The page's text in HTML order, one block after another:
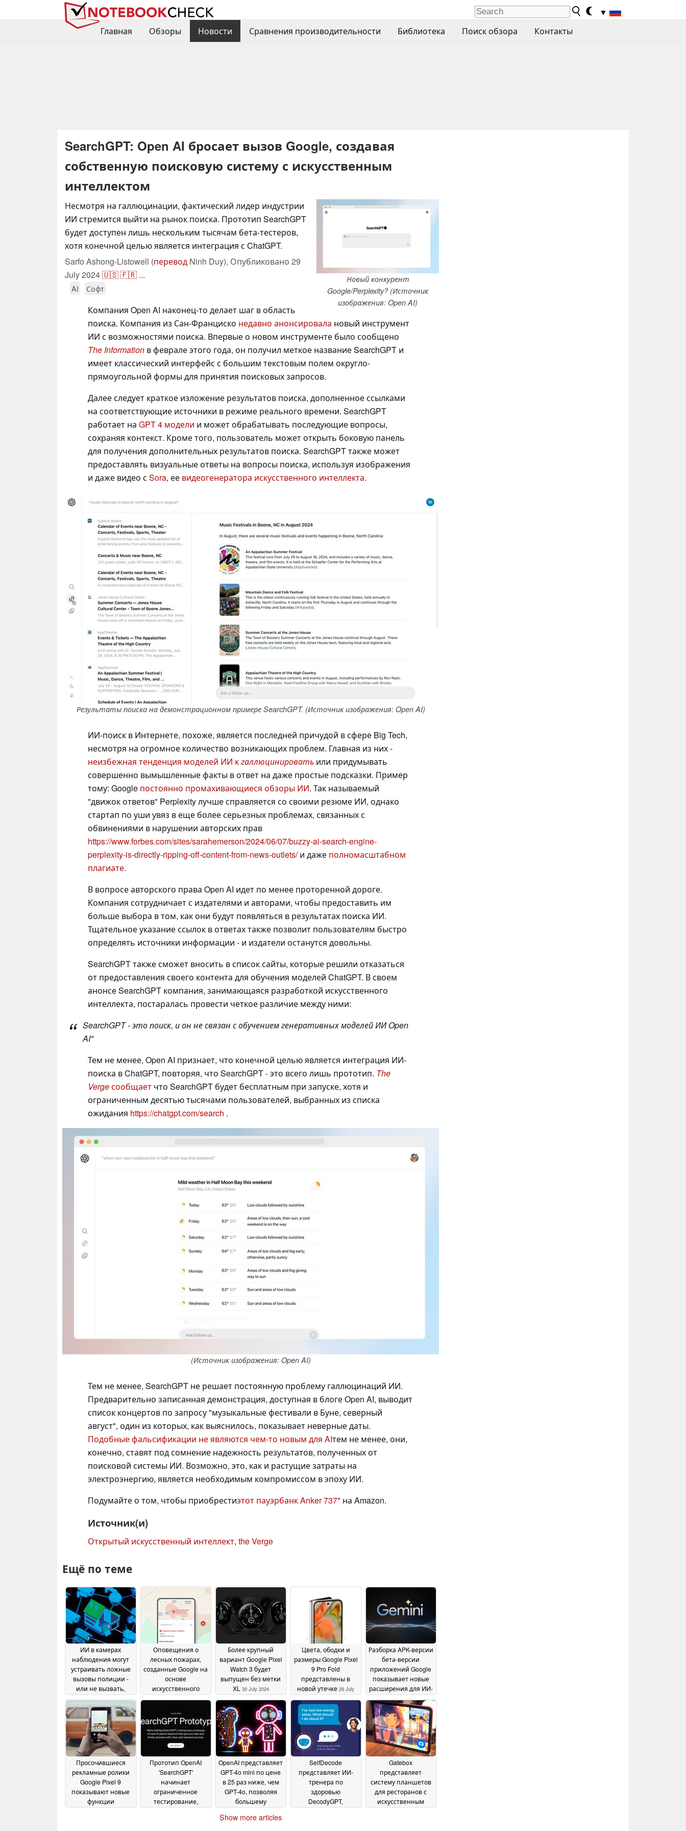
▼
Главная
Обзоры Новости Сравнения производительности Библиотека Поиск обзора Контакты
SearchGPT: Open AI бросает вызов Google, создавая
собственную поисковую систему с искусственным
интеллектом
Новый конкурент
Google/Perplexity? (Источник
изображения: Open AI)
Несмотря на галлюцинации, фактический лидер индустрии
ИИ стремится выйти на рынок поиска. Прототип SearchGPT
будет доступен лишь нескольким тысячам бета-тестеров,
хотя конечной целью является интеграция с ChatGPT.
Sarfo Ashong-Listowell (перевод Ninh Duy), Опубликовано 29
July 2024🇺🇸🇫🇷 ...
AI Софт
Компания Open AI наконец-то делает шаг в область
поиска. Компания из Сан-Франциско недавно анонсировала новый инструмент
ИИ с возможностями поиска. Впервые о новом инструменте было сообщено
The Information в феврале этого года, он получил меткое название SearchGPT и
имеет классический интерфейс с большим текстовым полем округло-
прямоугольной формы для принятия поисковых запросов.
Далее следует краткое изложение результатов поиска, дополненное ссылками
на соответствующие источники в режиме реального времени. SearchGPT
работает на GPT 4 модели и может обрабатывать последующие вопросы,
сохраняя контекст. Кроме того, пользователь может открыть боковую панель
для получения дополнительных результатов поиска. SearchGPT также может
предоставлять визуальные ответы на вопросы поиска, используя изображения
и даже видео с Sora, ее видеогенератора искусственного интеллекта.
Результаты поиска на демонстрационном примере SearchGPT. (Источник изображения: Open AI)
ИИ-поиск в Интернете, похоже, является последней причудой в сфере Big Tech,
несмотря на огромное количество возникающих проблем. Главная из них -
неизбежная тенденция моделей ИИ кгаллюцинировать или придумывать
совершенно вымышленные факты в ответ на даже простые подсказки. Пример
тому: Google постоянно промахивающиеся обзоры ИИ. Так называемый
"движок ответов" Perplexity лучше справляется со своими резюме ИИ, однако
стартап по уши увяз в еще более серьезных проблемах, связанных с
обвинениями в нарушении авторских прав
https://www.forbes.com/sites/sarahemerson/2024/06/07/buzzy-ai-search-engine-
perplexity-is-directly-ripping-off-content-from-news-outlets/и даже полномасштабном
плагиате.
В вопросе авторского права Open AI идет по менее проторенной дороге.
Компания сотрудничает с издателями и авторами, чтобы предоставить им
больше выбора в том, как они будут появляться в результатах поиска ИИ.
Тщательное указание ссылок в ответах также позволит пользователям быстро
определять источники информации - и издатели останутся довольны.
SearchGPT также сможет вносить в список сайты, которые решили отказаться
от предоставления своего контента для обучения моделей ChatGPT. В своем
анонсе SearchGPT компания, занимающаяся разработкой искусственного
интеллекта, постаралась провести четкое различие между ними:
SearchGPT - это поиск, и он не связан с обучением генеративных моделей ИИ Open
AI"
Тем не менее, Open AI признает, что конечной целью является интеграция ИИ-
поиска в ChatGPT, повторяя, что SearchGPT - это всего лишь прототип. The
Vergeсообщает что SearchGPT будет бесплатным при запуске, хотя и
ограниченным десятью тысячами пользователей, выбранных из списка
ожидания https://chatgpt.com/search .
(Источник изображения: Open AI)
Тем не менее, SearchGPT не решает постоянную проблему галлюцинаций ИИ.
Предварительно записанная демонстрация, доступная в блоге Open AI, выводит
список концертов по запросу "музыкальные фестивали в Буне, северный
август", один из которых, как выяснилось, показывает неверные даты.
Подобные фальсификации не являются чем-то новым для AIтем не менее, они,
конечно, ставят под сомнение надежность результатов, полученных от
поисковой системы ИИ. Возможно, это, как и растущие затраты на
электроэнергию, является необходимым компромиссом в эпоху ИИ.
Подумайте о том, чтобы приобрестиэтот пауэрбанк Anker 737 на Amazon.
Источник(и)
Открытый искусственный интеллект, the Verge
Ещё по теме
ИИ в камерах
наблюдения могут
устраивать ложные
вызовы полиции -
или не вызвать,
20 September 2024
Оповещения о
лесных пожарах,
созданные Google на
основе
искусственного
стран Европы и
Африки31 July 2024
Более крупный
вариант Google Pixel
Watch 3 будет
выпущен без метки
XL 30 July 2024
Цвета, ободки и
размеры Google Pixel
9 Pro Fold
представлены в
новой утечке 29 July
2024
Разборка APK-версии
бета-версии
приложений Google
показывает новые
расширения для ИИ-
29
July 2024
Просочившиеся
рекламные ролики
Google Pixel 9
показывают новые
функции
Прототип OpenAI
'SearchGPT'
начинает
ограниченное
тестирование,
OpenAI представляет
GPT-4o mini по цене
в 25 раз ниже, чем
GPT-4o, позволяя
большему
предприятий и
SelfDecode
представляет ИИ-
тренера по
здоровью
DecodyGPT,
Gatebox
представляет
систему планшетов
для ресторанов с
искусственным
Show more articles